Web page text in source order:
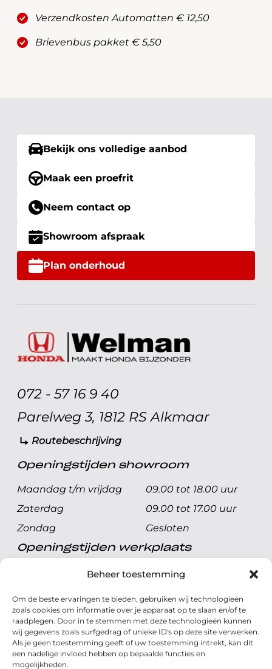
Beheer toestemming
Om de beste ervaringen te bieden, gebruiken wij technologieën
zoals cookies om informatie over je apparaat op te slaan en/of te
raadplegen. Door in te stemmen met deze technologieën kunnen
wij gegevens zoals surfgedrag of unieke ID's op deze site verwerken.
Als je geen toestemming geeft of uw toestemming intrekt, kan dit
een nadelige invloed hebben op bepaalde functies en
mogelijkheden.
Verzendkosten Automatten € 12,50
Brievenbus pakket € 5,50
Bekijk ons volledige aanbod
Maak een proefrit
Neem contact op
Showroom afspraak
Plan onderhoud
072 - 57 16 9 40
Parelweg 3, 1812 RS Alkmaar
Routebeschrijving
Openingstijden showroom
Maandag t/m vrijdag
09.00 tot 18.00 uur
Zaterdag
09.00 tot 17.00 uur
Zondag
Gesloten
Openingstijden werkplaats
Maandag t/m vrijdag
08.00 tot 17.00 uur
Zondag
Gesloten
Volg ons